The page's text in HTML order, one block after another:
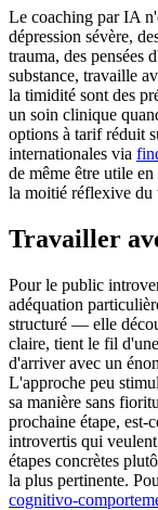
Le coaching par IA
dépression sévère,
trauma, des pensées
substance, travaille
la timidité sont des
un soin clinique
options à tarif réduit
internationales via
de même être utile
la moitié réflexive du
Travailler
Pour le public
adéquation
structuré — elle
claire, tient le fil
d'arriver avec un
L'approche peu
sa manière sans
prochaine étape, est-
introvertis qui
étapes concrètes
la plus pertinente.
cognitivo-